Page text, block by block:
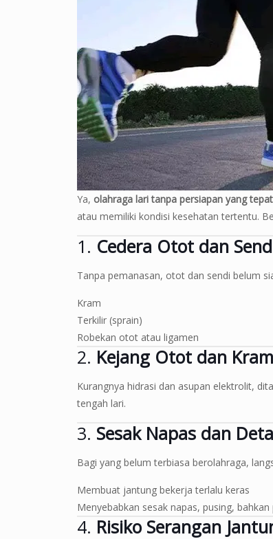
Ya, olahraga lari tanpa persiapan yang
atau memiliki kondisi kesehatan tertentu.
1. Cedera Otot dan
Tanpa pemanasan, otot dan sendi belum
Kram
Terkilir (sprain)
Robekan otot atau ligamen
2. Kejang Otot dan
Kurangnya hidrasi dan asupan elektrolit,
tengah lari.
3. Sesak Napas dan
Bagi yang belum terbiasa berolahraga,
Membuat jantung bekerja terlalu keras
Menyebabkan sesak napas, pusing, bahkan
4. Risiko Serangan